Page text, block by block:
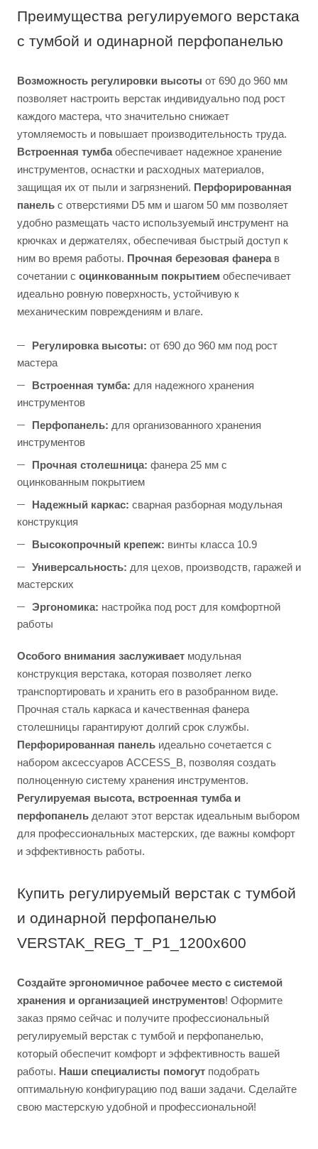
Преимущества регулируемого верстака
с тумбой и одинарной перфопанелью
Возможность регулировки высоты от 690 до 960 мм
позволяет настроить верстак индивидуально под рост
каждого мастера, что значительно снижает
утомляемость и повышает производительность труда.
Встроенная тумбаобеспечивает надежное хранение
инструментов, оснастки и расходных материалов,
защищая их от пыли и загрязнений. Перфорированная
панель с отверстиями D5 мм и шагом 50 мм позволяет
удобно размещать часто используемый инструмент на
крючках и держателях, обеспечивая быстрый доступ к
ним во время работы. Прочная березовая фанерав
сочетании с оцинкованным покрытием обеспечивает
идеально ровную поверхность, устойчивую к
механическим повреждениям и влаге.
Регулировка высоты: от 690 до 960 мм под рост
мастера
Встроенная тумба: для надежного хранения
инструментов
Перфопанель: для организованного хранения
инструментов
Прочная столешница: фанера 25 мм с
оцинкованным покрытием
Надежный каркас: сварная разборная модульная
конструкция
Высокопрочный крепеж: винты класса 10.9
Универсальность: для цехов, производств, гаражей и
мастерских
Эргономика: настройка под рост для комфортной
работы
Особого внимания заслуживает модульная
конструкция верстака, которая позволяет легко
транспортировать и хранить его в разобранном виде.
Прочная сталь каркаса и качественная фанера
столешницы гарантируют долгий срок службы.
Перфорированная панель идеально сочетается с
набором аксессуаров ACCESS_B, позволяя создать
полноценную систему хранения инструментов.
Регулируемая высота, встроенная тумба и
перфопанель делают этот верстак идеальным выбором
для профессиональных мастерских, где важны комфорт
и эффективность работы.
Купить регулируемый верстак с тумбой
и одинарной перфопанелью
VERSTAK_REG_T_P1_1200х600
Создайте эргономичное рабочее место с системой
хранения и организацией инструментов! Оформите
заказ прямо сейчас и получите профессиональный
регулируемый верстак с тумбой и перфопанелью,
который обеспечит комфорт и эффективность вашей
работы. Наши специалисты помогут подобрать
оптимальную конфигурацию под ваши задачи. Сделайте
свою мастерскую удобной и профессиональной!